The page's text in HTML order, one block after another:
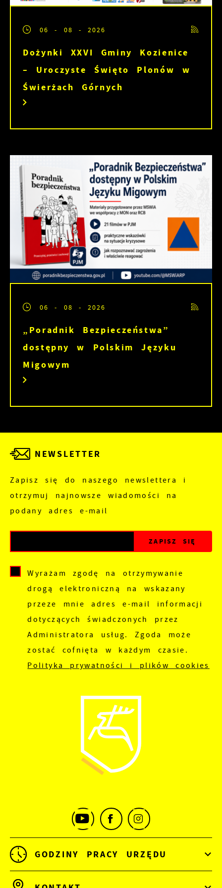
06 - 08 - 2026
Dożynki XXVI Gminy Kozienice
– Uroczyste Święto Plonów w
Świerżach Górnych
06 - 08 - 2026
„Poradnik Bezpieczeństwa”
dostępny w Polskim Języku
Migowym
NEWSLETTER
Zapisz się do naszego newslettera i
otrzymuj najnowsze wiadomości na
podany adres e-mail
Wyrażam zgodę na otrzymywanie
drogą elektroniczną na wskazany
przeze mnie adres e-mail informacji
dotyczących świadczonych przez
Administratora usług. Zgoda może
zostać cofnięta w każdym czasie.
Polityka prywatności i plików cookies
GODZINY PRACY URZĘDU